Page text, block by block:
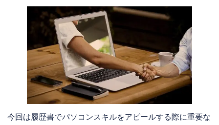
今回は履歴書でパソコンスキルをアピールする際に重要な